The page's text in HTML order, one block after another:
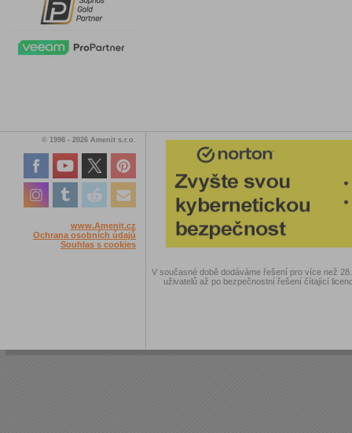
© 1998 - 2026 Amenit s.r.o.
www.Amenit.cz
Ochrana osobních údajů
Souhlas s cookies
V současné době dodáváme řešení pro více než
uživatelů až po bezpečnostní řešení čítající